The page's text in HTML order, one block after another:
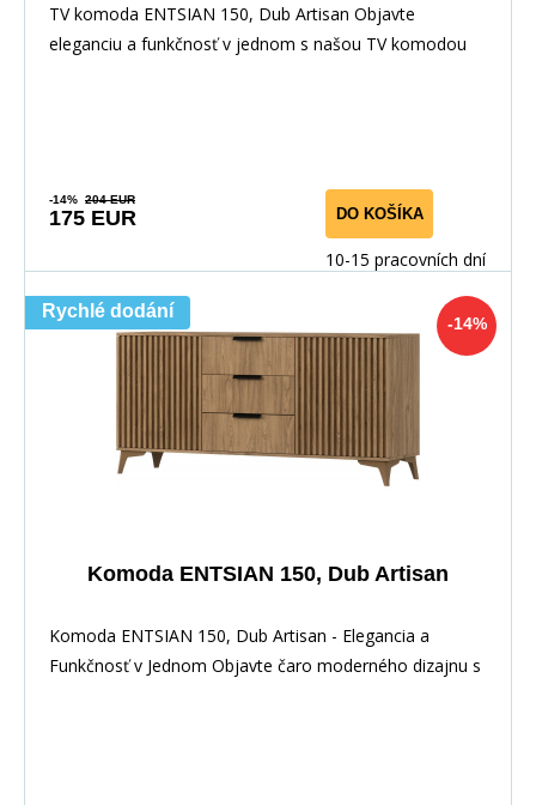
TV komoda ENTSIAN 150, Dub Artisan Objavte
eleganciu a funkčnosť v jednom s našou TV komodou
-14% 204 EUR
175 EUR DO KOŠÍKA
10-15 pracovních dní
-14%
Rychlé dodání
Komoda ENTSIAN 150, Dub Artisan
Komoda ENTSIAN 150, Dub Artisan - Elegancia a
Funkčnosť v Jednom Objavte čaro moderného dizajnu s